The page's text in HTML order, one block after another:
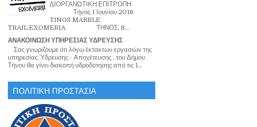
ΔΙΟΡΓΑΝΩΤΙΚΗ ΕΠΙΤΡΟΠΗ
Τήνος 1 Ιουνίου 2016
TINOS MARBLE
TRAIL:EXOMERIA ΤΗΝΟΣ, 8...
ΑΝΑΚΟΙΝΩΣΗ ΥΠΗΡΕΣΙΑΣ ΥΔΡΕΥΣΗΣ
Σας γνωρίζουμε ότι λόγω έκτακτων εργασιών της
υπηρεσίας Ύδρευσης - Αποχέτευσης , του Δήμου
Τήνου θα γίνει διακοπή υδροδότησης από τις 1...
ΠΟΛΙΤΙΚΗ ΠΡΟΣΤΑΣΙΑ